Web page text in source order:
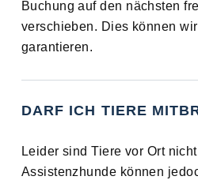
Buchung auf den nächsten
verschieben. Dies können
garantieren.
DARF ICH TIERE
Leider sind Tiere vor Ort
Assistenzhunde können